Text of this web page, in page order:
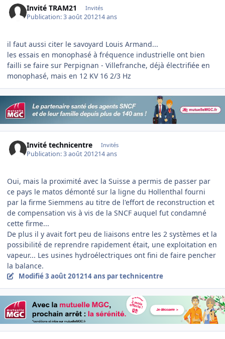
Invité TRAM21 Invités
Publication:3 août 201214 ans
il faut aussi citer le savoyard Louis Armand...
les essais en monophasé à fréquence industrielle ont bien
failli se faire sur Perpignan - Villefranche, déjà électrifiée en
monophasé, mais en 12 KV 16 2/3 Hz
Invité technicentre Invités
Publication:3 août 201214 ans
Oui, mais la proximité avec la Suisse a permis de passer par
ce pays le matos démonté sur la ligne du Hollenthal fourni
par la firme Siemmens au titre de l'effort de reconstruction et
de compensation vis à vis de la SNCF auquel fut condamné
cette firme...
De plus il y avait fort peu de liaisons entre les 2 systèmes et la
possibilité de reprendre rapidement était, une exploitation en
vapeur... Les usines hydroélectriques ont fini de faire pencher
la balance.
Modifié3 août 201214 ans par technicentre